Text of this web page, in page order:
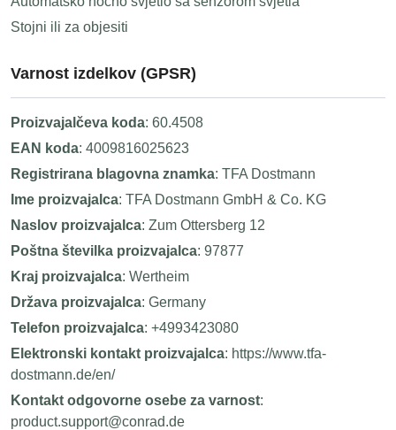
Stojni ili za objesiti
Varnost izdelkov (GPSR)
Proizvajalčeva koda: 60.4508
EAN koda: 4009816025623
Registrirana blagovna znamka: TFA Dostmann
Ime proizvajalca: TFA Dostmann GmbH & Co. KG
Naslov proizvajalca: Zum Ottersberg 12
Poštna številka proizvajalca: 97877
Kraj proizvajalca: Wertheim
Država proizvajalca: Germany
Telefon proizvajalca: +4993423080
Elektronski kontakt proizvajalca: https://www.tfa-
dostmann.de/en/
Kontakt odgovorne osebe za varnost:
product.support@conrad.de